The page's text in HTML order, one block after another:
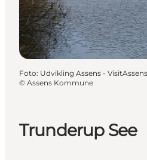
Trunderup See
Foto: Udvikling Assens - VisitAssens
© Assens Kommune